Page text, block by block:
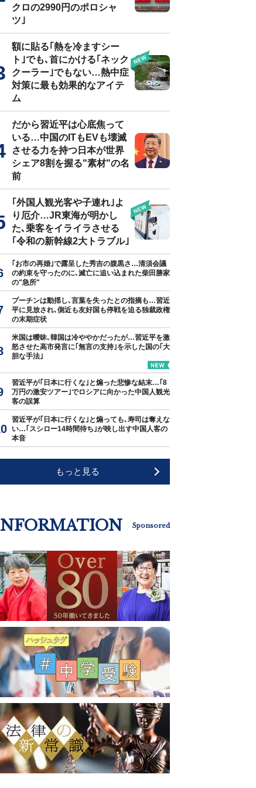
イメージです
クロの2990円のポロシャ
ツ｣
額に貼る｢熱を冷ますシー
ト｣でも､首にかける｢ネック
クーラー｣でもない…熱中症
対策に最も効果的なアイテ
ム
だから習近平は心底焦って
いる…中国のITもEVも壊滅
させる力を持つ日本が世界
シェア8割を握る"素材"の名
前
｢外国人観光客や子連れ｣よ
り厄介…JR東海が明かし
た､乗客をイライラさせる
｢令和の新幹線2大トラブル｣
｢お市の再婚｣で露呈した秀吉の腹黒さ…清須会議
の約束を守ったのに､滅亡に追い込まれた柴田勝家
の"急所"
プーチンは動揺し､言葉を失ったとの指摘も…習近
平に見放され､側近も友好国も停戦を迫る独裁政権
の末期症状
米国は曖昧､韓国は冷ややかだったが…習近平を激
怒させた高市発言に｢無言の支持｣を示した国の｢大
胆な手法｣
習近平が｢日本に行くな｣と煽った悲惨な結末…｢8
万円の激安ツアー｣でロシアに向かった中国人観光
客の誤算
習近平が｢日本に行くな｣と煽っても､寿司は奪えな
い…｢スシロー14時間待ち｣が映し出す中国人客の
本音
もっと見る
Sponsored